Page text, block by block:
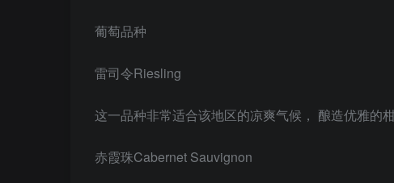
葡萄品种
雷司令Riesling
这一品种非常适合该地区的凉爽气候， 酿造优雅的
赤霞珠Cabernet Sauvignon